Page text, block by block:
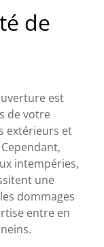
de
est
de votre
extérieurs et
intempéries,
une
dommages
entre en